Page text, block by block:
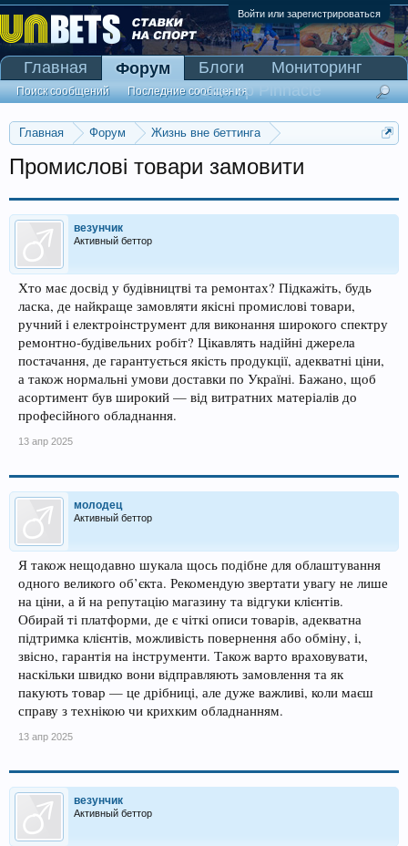
Войти или зарегистрироваться
Главная Форум
Жизнь вне беттинга
Промислові товари замовити
везунчик
Активный беттор
Хто має досвід у будівництві та ремонтах? Підкажіть, будь
ласка, де найкраще замовляти якісні промислові товари,
ручний і електроінструмент для виконання широкого спектру
ремонтно-будівельних робіт? Цікавлять надійні джерела
постачання, де гарантується якість продукції, адекватні ціни,
а також нормальні умови доставки по Україні. Бажано, щоб
асортимент був широкий — від витратних матеріалів до
професійного обладнання.
13 апр 2025
молодец
Активный беттор
Я також нещодавно шукала щось подібне для облаштування
одного великого об’єкта. Рекомендую звертати увагу не лише
на ціни, а й на репутацію магазину та відгуки клієнтів.
Обирай ті платформи, де є чіткі описи товарів, адекватна
підтримка клієнтів, можливість повернення або обміну, і,
звісно, гарантія на інструменти. Також варто враховувати,
наскільки швидко вони відправляють замовлення та як
пакують товар — це дрібниці, але дуже важливі, коли маєш
справу з технікою чи крихким обладнанням.
13 апр 2025
везунчик
Активный беттор
Главная Форум
Поиск сообщений Последние сообщения
Блоги
Мониторинг
Сканер Pinnacle